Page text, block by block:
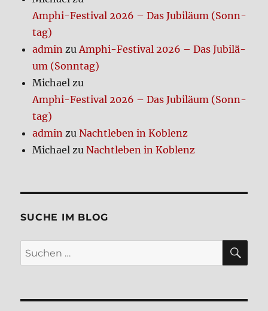
Amphi-Festi­val 2026 – Das Jubi­lä­um (Sonn­
tag)
admin zuAmphi-Festi­val 2026 – Das Jubi­lä­
um (Sonn­tag)
Michael zu
Amphi-Festi­val 2026 – Das Jubi­lä­um (Sonn­
tag)
admin zuNacht­le­ben in Koblenz
Michael zuNacht­le­ben in Koblenz
SUCHE IM BLOG
Suchen
nach: